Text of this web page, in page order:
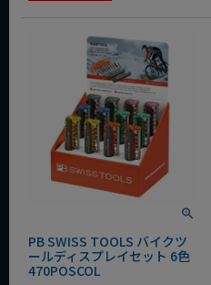
PB SWISS TOOLS バイクツ
ールディスプレイセット 6色
470POSCOL